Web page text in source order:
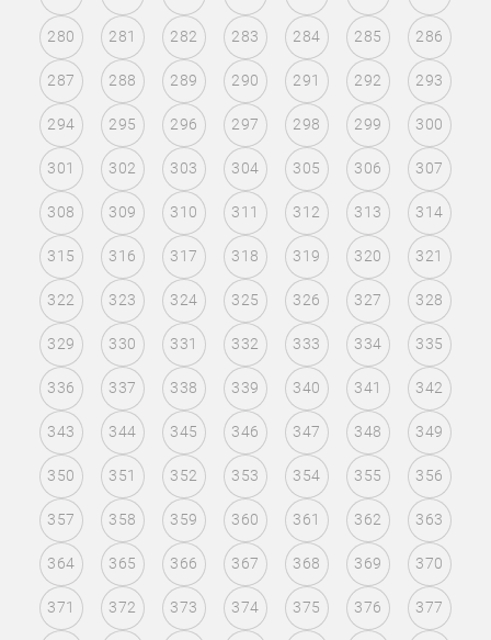
280 281 282 283 284 285 286
287 288 289 290 291 292 293
294 295 296 297 298 299 300
301 302 303 304 305 306 307
308 309 310 311 312 313 314
315 316 317 318 319 320 321
322 323 324 325 326 327 328
329 330 331 332 333 334 335
336 337 338 339 340 341 342
343 344 345 346 347 348 349
350 351 352 353 354 355 356
357 358 359 360 361 362 363
364 365 366 367 368 369 370
371 372 373 374 375 376 377